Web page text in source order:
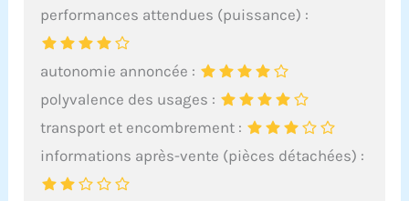
performances attendues (puissance) :
autonomie annoncée :
polyvalence des usages :
transport et encombrement :
informations après-vente (pièces détachées) :